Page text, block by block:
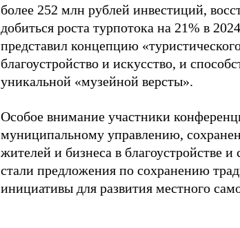
более 252 млн рублей инвестиций,
добиться роста турпотока на 21% в
представил концепцию
благоустройство и искусство, и
уникальной «музейной версты».
Особое внимание участники
муниципальному управлению,
жителей и бизнеса в благоустройстве
стали предложения по сохранению
инициативы для развития местного